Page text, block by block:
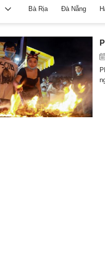
Bà Rịa Đà Nẵng